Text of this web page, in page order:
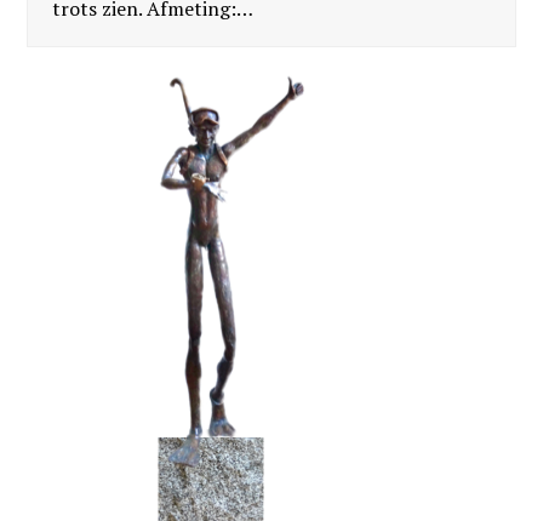
trots zien. Afmeting:…